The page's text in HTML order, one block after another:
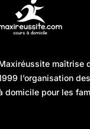
maîtrise
l’organisation
domicile pour les